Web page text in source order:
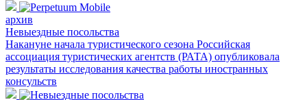
архив
Невыездные посольства
Накануне начала туристического сезона Российская
ассоциация туристических агентств (РАТА) опубликовала
результаты исследования качества работы иностранных
консульств